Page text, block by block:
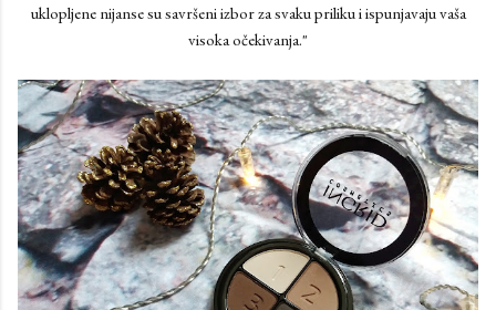
uklopljene nijanse su savršeni izbor za svaku priliku i ispunjavaju vaša
visoka očekivanja."